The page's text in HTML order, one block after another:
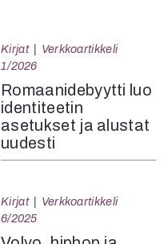
Kirjat
Verkkoartikkeli
1/2026
Romaanidebyytti luo
identiteetin
asetukset ja alustat
uudesti
Kirjat
Verkkoartikkeli
6/2025